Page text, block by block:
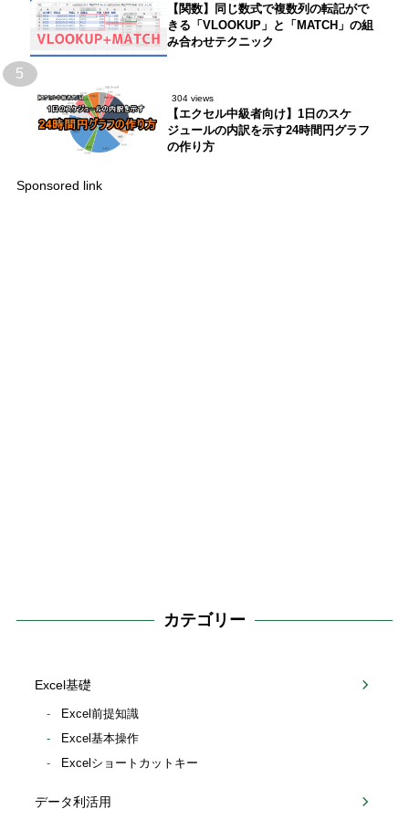
【関数】同じ数式で複数列の転記がで
きる「VLOOKUP」と「MATCH」の組
み合わせテクニック
5
304 views
【エクセル中級者向け】1日のスケ
ジュールの内訳を示す24時間円グラフ
の作り方
Sponsored link
カテゴリー
Excel基礎
Excel前提知識
Excel基本操作
Excelショートカットキー
データ利活用